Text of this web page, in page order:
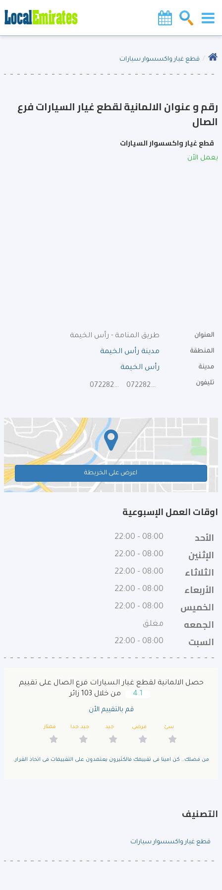
قطع غيار واكسسوار سيارات
رقم و عنوان الالمانية لقطع غيار السيارات فرع
الصال
قطع غيار واكسسوار السيارات
يعمل الأن
العنوان طريق المنامة - رأس الخيمة
المنطقة مدينة رأس الخيمة
مدينة رأس الخيمة
تليفون 072282098
072282089
اعرض على الخريطة
اوقات العمل الإسبوعية
الأحد
08:00 - 22:00
الإثنين 08:00 - 22:00
الثلاثاء 08:00 - 22:00
الأربعاء 08:00 - 22:00
الخميس 08:00 - 22:00
الجمعه مغلق
السبت 08:00 - 22:00
حصل الالمانية لقطع غيار السيارات فرع الصال على تقييم
4.1
من خلال 103 زائر
قم بالتقييم الأن
سئ مرضى جيد جيد جدا ممتاز
من فضلك.. كن امينا فى تقييمك فالكثيرون يعتمدون على التقييمات فى اتخاذ القرار.
التصنيف
قطع غيار واكسسوار سيارات